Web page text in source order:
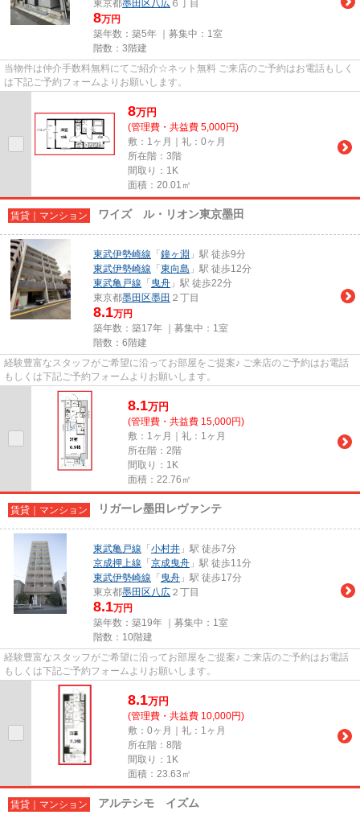
東京都墨田区 八広 ６丁目
8万円
築年数：築5年 ｜募集中： 1室
階数：3階建
当物件は仲介手数料無料にてご紹介☆ネット無料 ご来店のご予約はお電話もしく
は下記ご予約フォームよりお願いします。
8万円
(管理費・共益費 5,000円)
敷：1ヶ月｜礼：0ヶ月
所在階：3階
間取り：1K
面積：20.01㎡
賃貸｜マンション ワイズ ル・リオン東京墨田
東武伊勢崎線 「 鐘ヶ淵 」駅 徒歩9分
東武伊勢崎線 「 東向島 」駅 徒歩12分
東武亀戸線 「 曳舟 」駅 徒歩22分
東京都墨田区墨田 ２丁目
8.1万円
築年数：築17年 ｜募集中： 1室
階数：6階建
経験豊富なスタッフがご希望に沿ってお部屋をご提案♪ ご来店のご予約はお電話
もしくは下記ご予約フォームよりお願いします。
8.1万円
(管理費・共益費 15,000円)
敷：1ヶ月｜礼：1ヶ月
所在階：2階
間取り：1K
面積：22.76㎡
賃貸｜マンション リガーレ墨田レヴァンテ
東武亀戸線 「 小村井 」駅 徒歩7分
京成押上線 「 京成曳舟 」駅 徒歩11分
東武伊勢崎線 「 曳舟 」駅 徒歩17分
東京都墨田区八広 ２丁目
8.1万円
築年数：築19年 ｜募集中： 1室
階数：10階建
経験豊富なスタッフがご希望に沿ってお部屋をご提案♪ ご来店のご予約はお電話
もしくは下記ご予約フォームよりお願いします。
8.1万円
(管理費・共益費 10,000円)
敷：0ヶ月｜礼：1ヶ月
所在階：8階
間取り：1K
面積：23.63㎡
賃貸｜マンション アルテシモ イズム